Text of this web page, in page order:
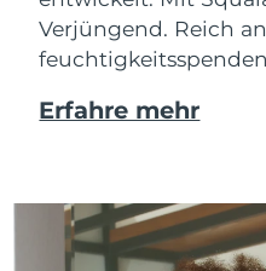
Verjüngend. Reich
Erfahre mehr